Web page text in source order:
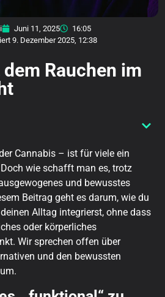
Juni 11, 2025
16:05
9. Dezember 2025, 12:38
Rauchen im
Cannabis – ist für viele ein
wie schafft man es, trotz
und bewusstes
Beitrag geht es darum, wie du
Alltag integrierst, ohne dass
oder körperliches
Wir sprechen offen über
und den bewussten